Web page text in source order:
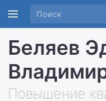
Беляев
Повышение